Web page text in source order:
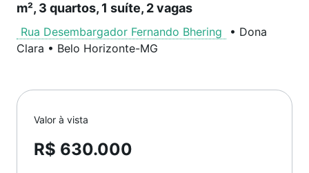
m², 3 quartos, 1 suíte, 2 vagas
Rua Desembargador Fernando Bhering • Dona
Clara • Belo Horizonte-MG
Valor à vista
R$ 630.000